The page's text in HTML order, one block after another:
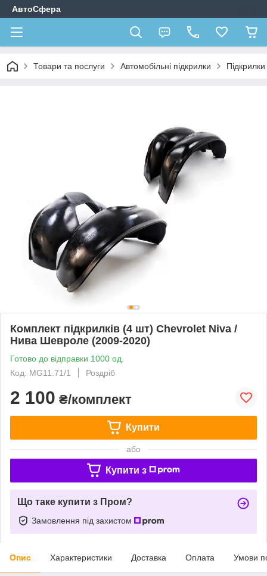
АвтоСфера
Товари та послуги Автомобільні підкрилки
Комплект підкрилків (4 шт) Chevrolet Niva /
Нива Шевроле (2009-2020)
Готово до відправки 1000 од.
Код: MG11.71/1
Роздріб
2 100 ₴/комплект
Купити
або
Купити з
Що таке купити з Пром?
Замовлення під захистом
Опис Характеристики Доставка Оплата Умови